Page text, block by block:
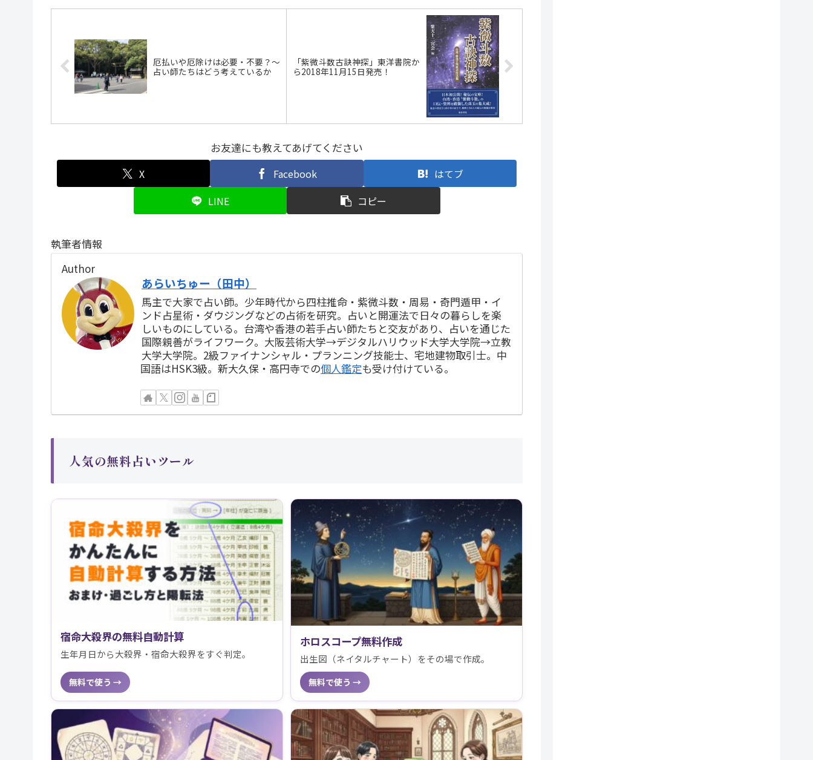
厄払いや厄除けは必要・不要？～
占い師たちはどう考えているか
「紫微斗数古訣神探」東洋書院か
ら2018年11月15日発売！
お友達にも教えてあげてください
X Facebook
はてブ
LINE
コピー
執筆者情報
Author
あらいちゅー（田中）
馬主で大家で占い師。少年時代から四柱推命・紫微斗数・周易・奇門遁甲・イ
ンド占星術・ダウジングなどの占術を研究。占いと開運法で日々の暮らしを楽
しいものにしている。台湾や香港の若手占い師たちと交友があり、占いを通じた
国際親善がライフワーク。大阪芸術大学→デジタルハリウッド大学大学院→立教
大学大学院。2級ファイナンシャル・プランニング技能士、宅地建物取引士。中
国語はHSK3級。新大久保・高円寺での個人鑑定も受け付けている。
人気の無料占いツール
宿命大殺界の無料自動計算
生年月日から大殺界・宿命大殺界をすぐ判定。
無料で使う →
ホロスコープ無料作成
出生図（ネイタルチャート）をその場で作成。
無料で使う →